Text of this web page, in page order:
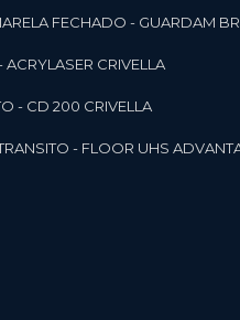
FECHADO - GUARDAM
ACRYLASER CRIVELLA
- CD 200 CRIVELLA
- FLOOR UHS